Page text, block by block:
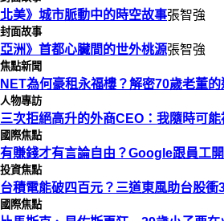
北美》城市脈動中的時空故事張智強
封面故事
亞洲》首都心臟間的世外桃源張智強
焦點新聞
NET為何豪租永福樓？解密70歲老董
人物專訪
三次拒絕高升的外商CEO：我隨時可
國際焦點
有賺錢才有言論自由？Google跟員工
投資焦點
台積電能破四百元？三道東風助台股衝
國際焦點